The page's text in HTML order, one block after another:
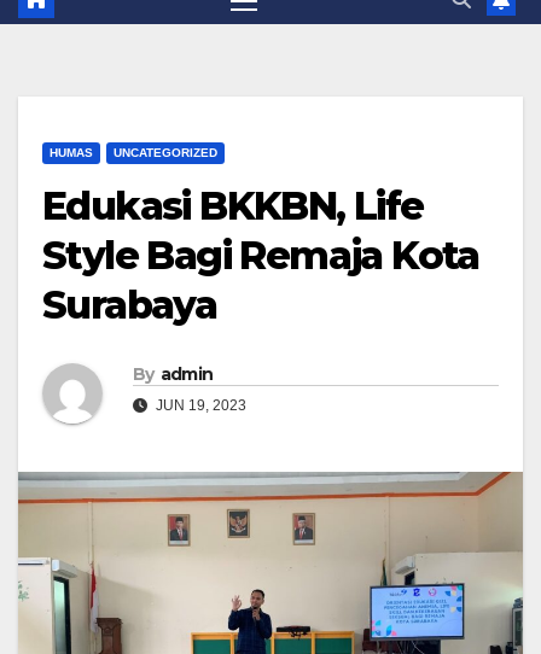
HUMAS UNCATEGORIZED
Edukasi BKKBN, Life
Style Bagi Remaja Kota
Surabaya
By admin
JUN 19, 2023